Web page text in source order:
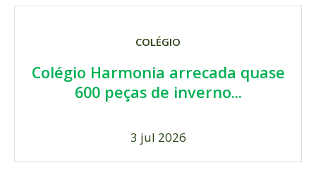
COLÉGIO
Colégio Harmonia arrecada quase
600 peças de inverno...
3 jul 2026